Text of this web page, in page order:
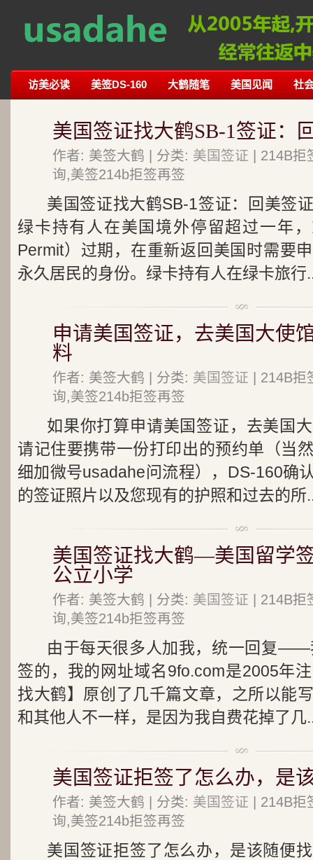
访美必读 美签DS-160 大鹤随笔 美国见闻 社
美国签证找大鹤SB-1签证：
作者: 美签大鹤 | 分类: 美国签证 | 214B
询,美签214b拒签再签
美国签证找大鹤SB-1签证：回美签
绿卡持有人在美国境外停留超过一年
Permit）过期，在重新返回美国时需要
永久居民的身份。绿卡持有人在绿卡旅行
申请美国签证，去美国大使
料
作者: 美签大鹤 | 分类: 美国签证 | 214B
询,美签214b拒签再签
如果你打算申请美国签证，去美国
请记住要携带一份打印出的预约单（当
细加微号usadahe问流程），DS-160确
的签证照片以及您现有的护照和过去的所
美国签证找大鹤—美国留学
公立小学
作者: 美签大鹤 | 分类: 美国签证 | 214B
询,美签214b拒签再签
由于每天很多人加我，统一回复——
签的，我的网址域名9fo.com是2005年
找大鹤】原创了几千篇文章，之所以能
和其他人不一样，是因为我自费花掉了几
美国签证拒签了怎么办，是
作者: 美签大鹤 | 分类: 美国签证 | 214B
询,美签214b拒签再签
美国签证拒签了怎么办，是该随便